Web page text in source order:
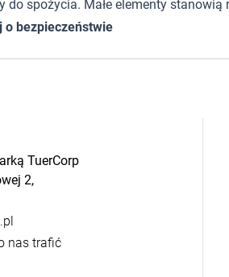
do spożycia. Małe elementy stanowią
o bezpieczeństwie
TuerCorp
2,
nas trafić